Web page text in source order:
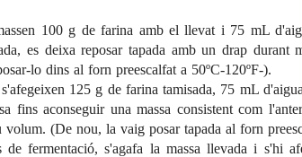
100 g de farina amb el llevat i 75 mL
es deixa reposar tapada amb un drap durant
lo dins al forn preescalfat a 50ºC-120ºF-).
125 g de farina tamisada, 75 mL
fins aconseguir una massa consistent com
volum. (De nou, la vaig posar tapada al forn
de fermentació, s'agafa la massa llevada i s'hi